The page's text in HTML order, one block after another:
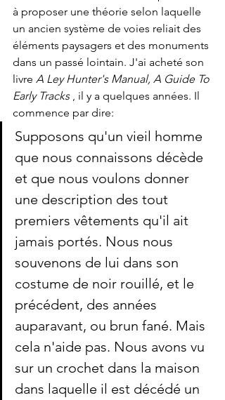
à proposer une théorie selon laquelle
un ancien système de voies reliait des
éléments paysagers et des monuments
dans un passé lointain. J'ai acheté son
livre A Ley Hunter's Manual, A Guide To
Early Tracks , il y a quelques années. Il
commence par dire:
Supposons qu'un vieil homme
que nous connaissons décède
et que nous voulons donner
une description des tout
premiers vêtements qu'il ait
jamais portés. Nous nous
souvenons de lui dans son
costume de noir rouillé, et le
précédent, des années
auparavant, ou brun fané. Mais
cela n'aide pas. Nous avons vu
sur un crochet dans la maison
dans laquelle il est décédé un